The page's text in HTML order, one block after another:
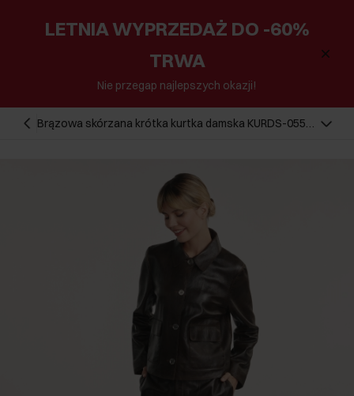
LETNIA WYPRZEDAŻ DO -60%
TRWA
Nie przegap najlepszych okazji!
Brązowa skórzana krótka kurtka damska KURDS-0552-